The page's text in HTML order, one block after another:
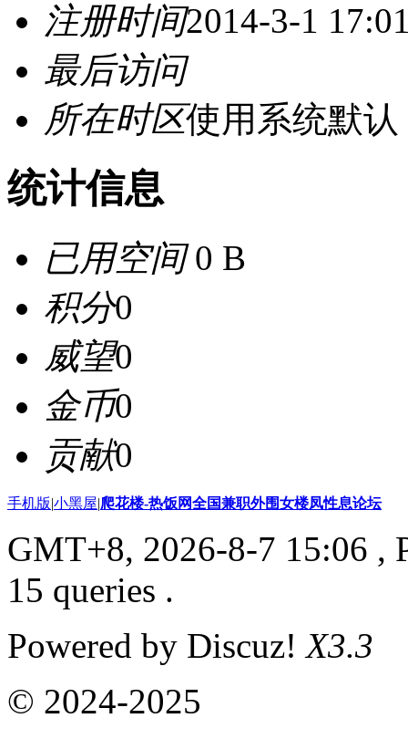
注册时间2014-3-1
最后访问
所在时区使用系统默认
统计信息
已用空间0 B
积分0
威望0
金币0
贡献0
手机版|小黑屋|爬花楼-热饭网全国兼职外围女楼凤性息论坛
GMT+8, 2026-8-7 15:06 ,
15 queries .
Powered by Discuz!X3.3
© 2024-2025